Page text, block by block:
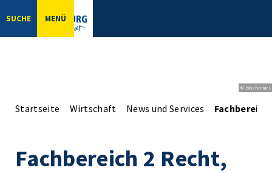
SUCHE MENÜ
© bbsferrari
Startseite Wirtschaft News und Services
Fachbereich 2 Recht,